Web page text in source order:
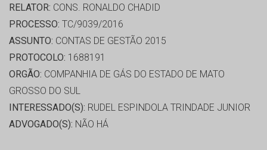
RELATOR: CONS. RONALDO CHADID
PROCESSO: TC/9039/2016
ASSUNTO: CONTAS DE GESTÃO 2015
PROTOCOLO: 1688191
ORGÃO: COMPANHIA DE GÁS DO ESTADO DE MATO
GROSSO DO SUL
INTERESSADO(S): RUDEL ESPINDOLA TRINDADE JUNIOR
ADVOGADO(S): NÃO HÁ